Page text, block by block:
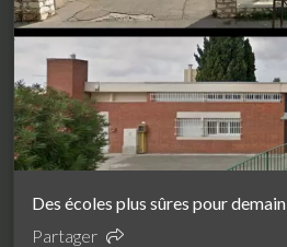
Des écoles plus sûres pour demain
Partager